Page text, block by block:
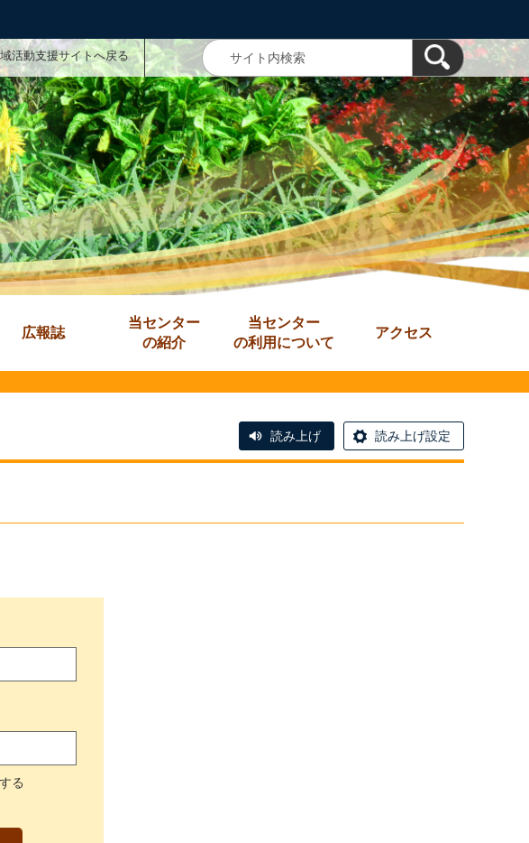
活動支援サイトへ戻る
広報誌
当センター
の紹介
当センター
の利用について
アクセス
読み上げ 読み上げ設定
る